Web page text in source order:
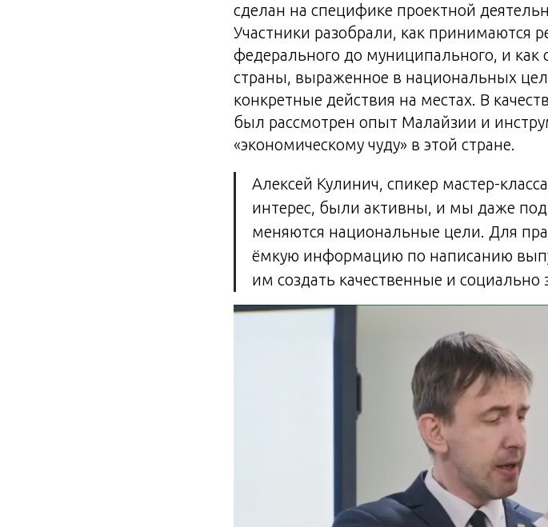
сделан на специфике проектной
Участники разобрали, как принимаются
федерального до муниципального, и как
страны, выраженное в национальных
конкретные действия на местах. В
был рассмотрен опыт Малайзии и
«экономическому чуду» в этой стране.
Алексей Кулинич, спикер мастер-
интерес, были активны, и мы даже
меняются национальные цели. Для
ёмкую информацию по написанию
им создать качественные и